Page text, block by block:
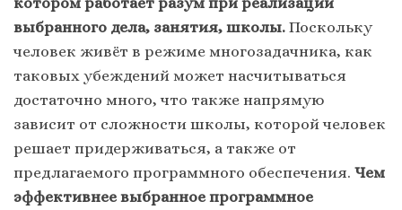
выбранного дела, занятия, школы. Поскольку
человек живёт в режиме многозадачника, как
таковых убеждений может насчитываться
достаточно много, что также напрямую
зависит от сложности школы, которой человек
решает придерживаться, а также от
предлагаемого программного обеспечения. Чем
эффективнее выбранное программное